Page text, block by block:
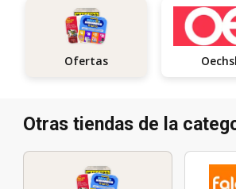
Ofertas
Otras tiendas de la